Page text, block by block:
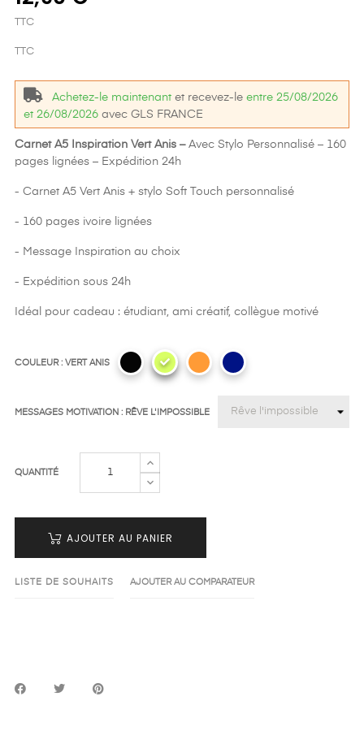
TTC
TTC
Achetez-le maintenant et recevez-le entre 25/08/2026
et 26/08/2026 avec GLS FRANCE
Carnet A5 Inspiration Vert Anis – Avec Stylo Personnalisé – 160
pages lignées – Expédition 24h
- Carnet A5 Vert Anis + stylo Soft Touch personnalisé
- 160 pages ivoire lignées
- Message Inspiration au choix
- Expédition sous 24h
Idéal pour cadeau : étudiant, ami créatif, collègue motivé
COULEUR : VERT ANIS
MESSAGES MOTIVATION : RÊVE L'IMPOSSIBLE
QUANTITÉ
AJOUTER AU PANIER
LISTE DE SOUHAITS AJOUTER AU COMPARATEUR